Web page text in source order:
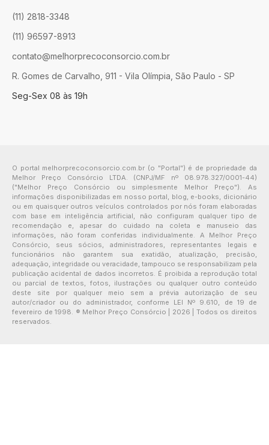
(11) 2818-3348
(11) 96597-8913
contato@melhorprecoconsorcio.com.br
R. Gomes de Carvalho, 911 - Vila Olímpia, São Paulo - SP
Seg-Sex 08 às 19h
O portal melhorprecoconsorcio.com.br (o "Portal") é de propriedade da
Melhor Preço Consórcio LTDA. (CNPJ/MF nº 08.978.327/0001-44)
("Melhor Preço Consórcio ou simplesmente Melhor Preço"). As
informações disponibilizadas em nosso portal, blog, e-books, dicionário
ou em quaisquer outros veículos controlados por nós foram elaboradas
com base em inteligência artificial, não configuram qualquer tipo de
recomendação e, apesar do cuidado na coleta e manuseio das
informações, não foram conferidas individualmente. A Melhor Preço
Consórcio, seus sócios, administradores, representantes legais e
funcionários não garantem sua exatidão, atualização, precisão,
adequação, integridade ou veracidade, tampouco se responsabilizam pela
publicação acidental de dados incorretos. É proibida a reprodução total
ou parcial de textos, fotos, ilustrações ou qualquer outro conteúdo
deste site por qualquer meio sem a prévia autorização de seu
autor/criador ou do administrador, conforme LEI Nº 9.610, de 19 de
fevereiro de 1998. ® Melhor Preço Consórcio | 2026 | Todos os direitos
reservados.